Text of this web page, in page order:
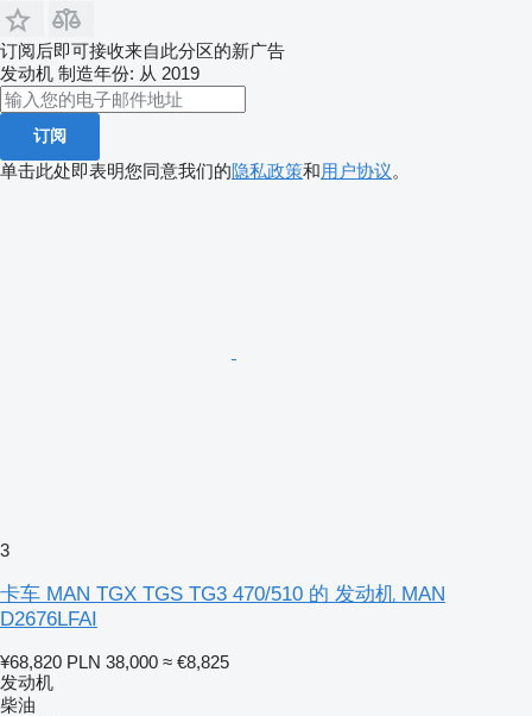
订阅后即可接收来自此分区的新广告
发动机 制造年份: 从 2019
订阅
单击此处即表明您同意我们的隐私政策和用户协议。
3
卡车 MAN TGX TGS TG3 470/510 的 发动机 MAN
D2676LFAI
¥68,820 PLN 38,000 ≈ €8,825
发动机
柴油